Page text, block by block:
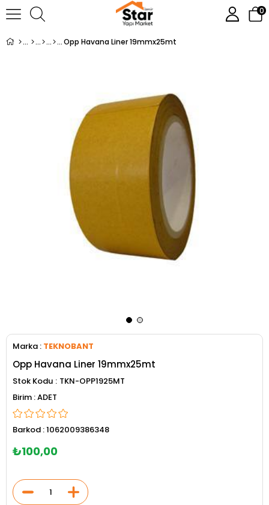
0
Opp Havana Liner 19mmx25mt
Marka : TEKNOBANT
Opp Havana Liner 19mmx25mt
Stok Kodu
TKN-OPP1925MT
ADET
Barkod :1062009386348
₺100,00